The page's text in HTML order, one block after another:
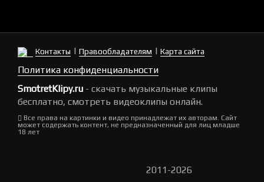
Контакты | Правообладателям | Карта сайта
Политика конфиденциальности
SmotretKlipy.ru - скачать музыкальные клипы
бесплатно, смотреть видеоклипы онлайн.
Все права на картинки и видео принадлежат их авторам. Сайт
может содержать контент, не предназначенный для лиц младше
18 лет
2011-2026